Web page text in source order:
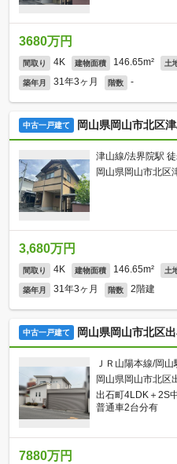
3680万円
間取り 4K 建物面積 146.65m² 土
築年月 31年3ヶ月 階数 -
中古一戸建て 岡山県岡山市北区
津山線/法界院駅
岡山県岡山市北区
3,680万円
間取り 4K 建物面積 146.65m² 土
築年月 31年3ヶ月 階数 2階建
中古一戸建て 岡山県岡山市北区
ＪＲ山陽本線/岡
岡山県岡山市北区
出石町4LDK＋2S
普通車2台分有
7880万円